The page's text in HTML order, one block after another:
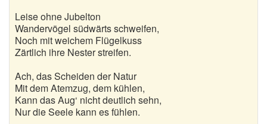
Muttertagsgedichte
Neujahrsgedichte
Nikolausgedichte
Ostergedichte
Leise ohne Jubelton
Wandervögel südwärts schweifen,
Noch mit weichem Flügelkuss
Zärtlich ihre Nester streifen.
Ach, das Scheiden der Natur
Mit dem Atemzug, dem kühlen,
Kann das Aug‘ nicht deutlich sehn,
Nur die Seele kann es fühlen.